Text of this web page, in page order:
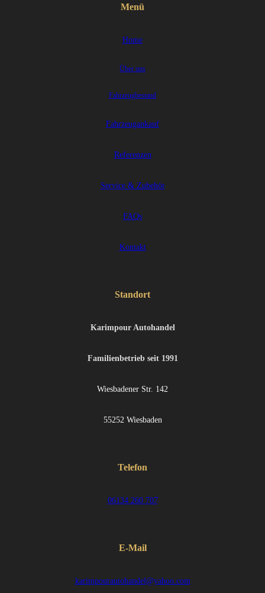
Menü
Home
Über uns
Fahrzeugbestand
Fahrzeugankauf
Referenzen
Service & Zubehör
FAQs
Kontakt
Standort
Karimpour Autohandel
Familienbetrieb seit 1991
Wiesbadener Str. 142
55252 Wiesbaden
Telefon
06134 260 707
E-Mail
karimpourautohandel@yahoo.com